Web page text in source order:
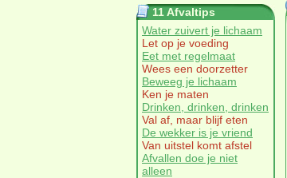
11 Afvaltips
Water zuivert je lichaam
Let op je voeding
Eet met regelmaat
Wees een doorzetter
Beweeg je lichaam
Ken je maten
Drinken, drinken, drinken
Val af, maar blijf eten
De wekker is je vriend
Van uitstel komt afstel
Afvallen doe je niet
alleen